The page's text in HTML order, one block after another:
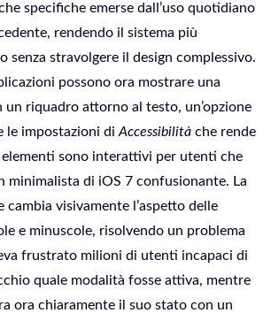
specifiche emerse dall’uso quotidiano
rendendo il sistema più
senza stravolgere il design complessivo.
possono ora mostrare una
riquadro attorno al testo, un’opzione
le impostazioni di Accessibilità che rende
sono interattivi per utenti che
minimalista di iOS 7 confusionante. La
visivamente l’aspetto delle
e minuscole, risolvendo un problema
frustrato milioni di utenti incapaci di
quale modalità fosse attiva, mentre
ora chiaramente il suo stato con un